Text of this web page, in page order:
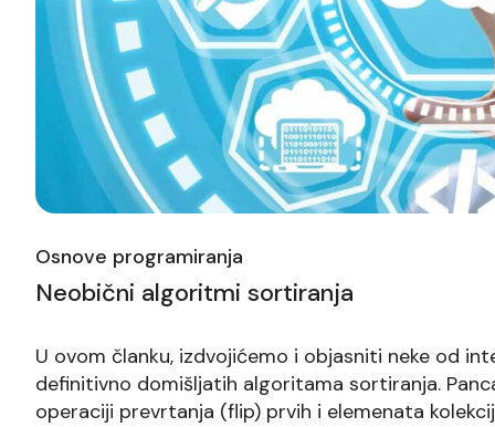
Osnove programiranja
Neobični algoritmi sortiranja
U ovom članku, izdvojićemo i objasniti neke od
definitivno domišljatih algoritama sortiranja.
operaciji prevrtanja (flip) prvih i elemenata